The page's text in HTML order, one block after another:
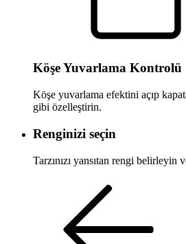
Köşe Yuvarlama Kontrolü
Köşe yuvarlama efektini açıp
gibi özelleştirin.
Renginizi seçin
Tarzınızı yansıtan rengi belirleyin